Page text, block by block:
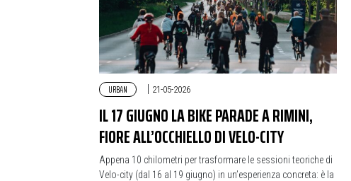
URBAN | 21-05-2026
IL 17 GIUGNO LA BIKE PARADE A RIMINI,
FIORE ALL’OCCHIELLO DI VELO-CITY
Appena 10 chilometri per trasformare le sessioni teoriche di
Velo-city (dal 16 al 19 giugno) in un’esperienza concreta: è la